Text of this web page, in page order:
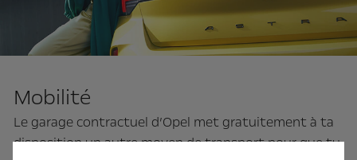
Mobilité
Le garage contractuel d’Opel met gratuitement à ta
disposition un autre moyen de transport pour que tu